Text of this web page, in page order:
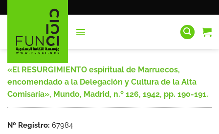
al
«El RESURGIMIENTO espiritual de Marruecos,
encomendado a la Delegación y Cultura de la Alta
Comisaría», Mundo, Madrid, n.º 126, 1942, pp. 190-191.
Nº Registro: 67984